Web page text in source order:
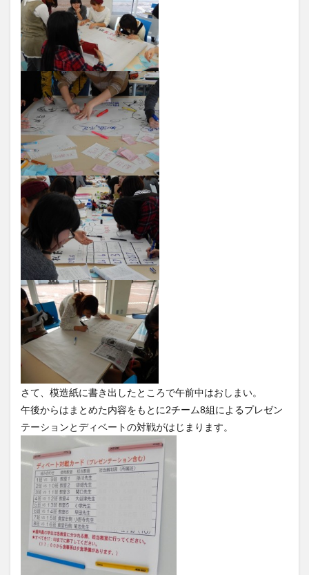
さて、模造紙に書き出したところで午前中はおしまい。
午後からはまとめた内容をもとに2チーム8組によるプレゼン
テーションとディベートの対戦がはじまります。